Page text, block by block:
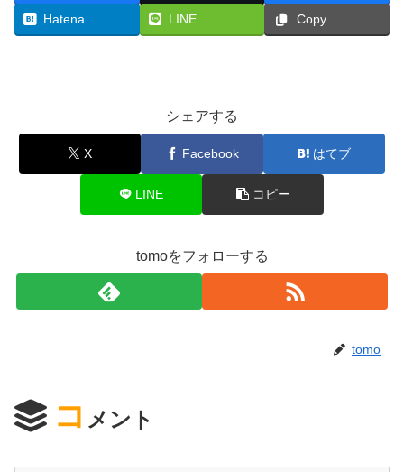
Hatena LINE Copy
シェアする
X Facebook はてブ
LINE コピー
tomoをフォローする
tomo
コ メント